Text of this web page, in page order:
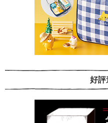
好評